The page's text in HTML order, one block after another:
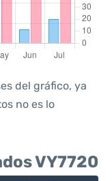
del gráfico, ya
no es lo
VY7720